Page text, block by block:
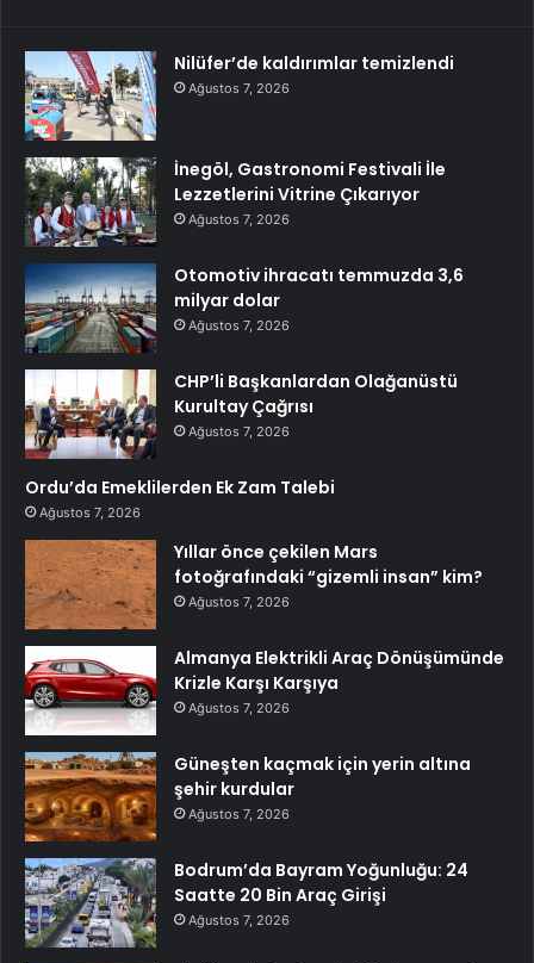
Nilüfer’de kaldırımlar temizlendi
Ağustos 7, 2026
İnegöl, Gastronomi Festivali İle
Lezzetlerini Vitrine Çıkarıyor
Ağustos 7, 2026
Otomotiv ihracatı temmuzda 3,6
milyar dolar
Ağustos 7, 2026
CHP’li Başkanlardan Olağanüstü
Kurultay Çağrısı
Ağustos 7, 2026
Ordu’da Emeklilerden Ek Zam Talebi
Ağustos 7, 2026
Yıllar önce çekilen Mars
fotoğrafındaki “gizemli insan” kim?
Ağustos 7, 2026
Almanya Elektrikli Araç Dönüşümünde
Krizle Karşı Karşıya
Ağustos 7, 2026
Güneşten kaçmak için yerin altına
şehir kurdular
Ağustos 7, 2026
Bodrum’da Bayram Yoğunluğu: 24
Saatte 20 Bin Araç Girişi
Ağustos 7, 2026